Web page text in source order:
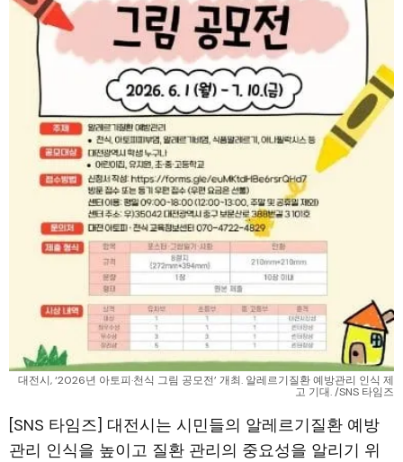
대전시, ‘2026년 아토피·천식 그림 공모전’ 개최. 알레르기질환 예방관리 인식 제
고 기대. /SNS 타임즈
[SNS 타임즈] 대전시는 시민들의 알레르기질환 예방
관리 인식을 높이고 질환 관리의 중요성을 알리기 위